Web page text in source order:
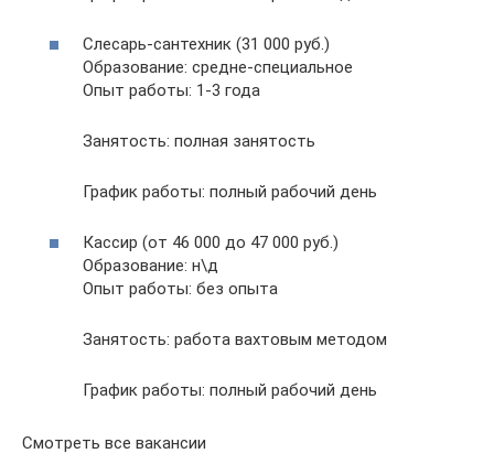
Слесарь-сантехник (31 000 руб.)
Образование: средне-специальное
Опыт работы: 1-3 года
Занятость: полная занятость
График работы: полный рабочий день
Кассир (от 46 000 до 47 000 руб.)
Образование: н\д
Опыт работы: без опыта
Занятость: работа вахтовым методом
График работы: полный рабочий день
Смотреть все вакансии